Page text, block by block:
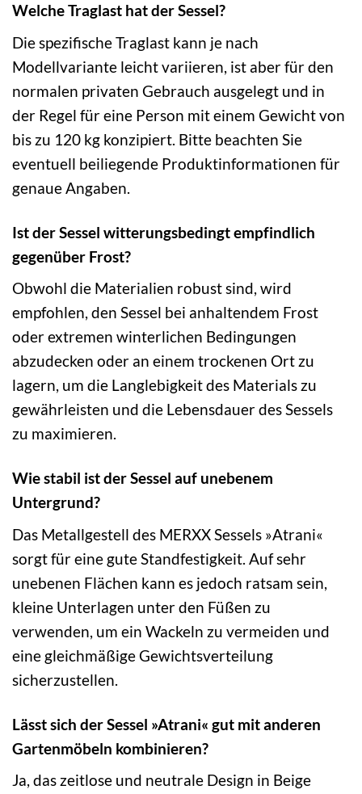
Welche Traglast hat der Sessel?
Die spezifische Traglast kann je nach
Modellvariante leicht variieren, ist aber für den
normalen privaten Gebrauch ausgelegt und in
der Regel für eine Person mit einem Gewicht von
bis zu 120 kg konzipiert. Bitte beachten Sie
eventuell beiliegende Produktinformationen für
genaue Angaben.
Ist der Sessel witterungsbedingt empfindlich
gegenüber Frost?
Obwohl die Materialien robust sind, wird
empfohlen, den Sessel bei anhaltendem Frost
oder extremen winterlichen Bedingungen
abzudecken oder an einem trockenen Ort zu
lagern, um die Langlebigkeit des Materials zu
gewährleisten und die Lebensdauer des Sessels
zu maximieren.
Wie stabil ist der Sessel auf unebenem
Untergrund?
Das Metallgestell des MERXX Sessels »Atrani«
sorgt für eine gute Standfestigkeit. Auf sehr
unebenen Flächen kann es jedoch ratsam sein,
kleine Unterlagen unter den Füßen zu
verwenden, um ein Wackeln zu vermeiden und
eine gleichmäßige Gewichtsverteilung
sicherzustellen.
Lässt sich der Sessel »Atrani« gut mit anderen
Gartenmöbeln kombinieren?
Ja, das zeitlose und neutrale Design in Beige